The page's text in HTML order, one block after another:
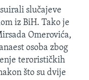
slučajeve
iz BiH. Tako je
Omerovića,
osoba zbog
terorističkih
što su dvije